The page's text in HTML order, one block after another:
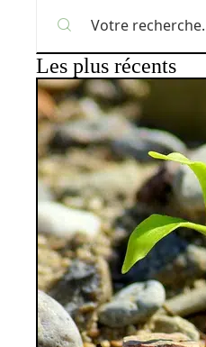
Les plus récents